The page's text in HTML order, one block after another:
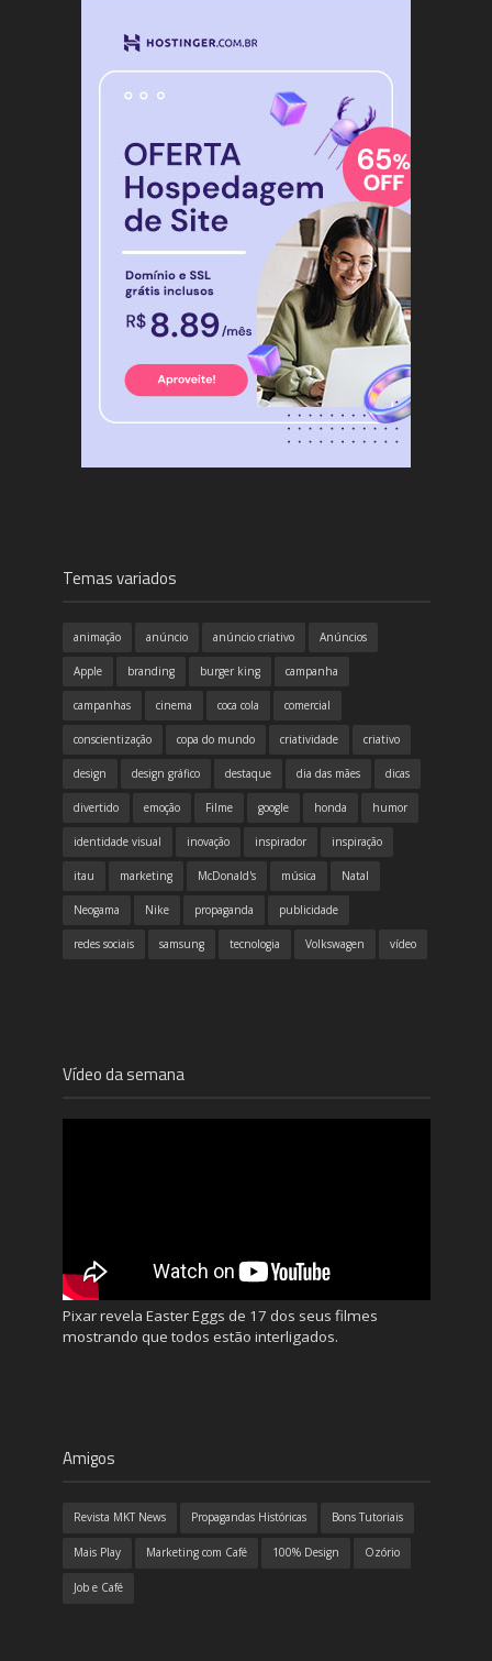
Temas variados
animação anúncio anúncio criativo Anúncios
Apple branding burger king campanha
campanhas cinema coca cola comercial
conscientização copa do mundo criatividade criativo
design design gráfico destaque dia das mães dicas
divertido emoção Filme google honda humor
identidade visual inovação inspirador inspiração
itau marketing McDonald's música Natal
Neogama Nike propaganda publicidade
redes sociais samsung tecnologia Volkswagen vídeo
Vídeo da semana
Pixar revela Easter Eggs de 17 dos seus filmes
mostrando que todos estão interligados.
Amigos
Revista MKT News Propagandas Históricas Bons Tutoriais
Mais Play Marketing com Café 100% Design Ozório
Job e Café